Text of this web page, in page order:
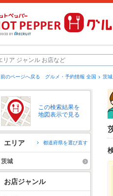
前のページへ戻る グルメ・予約情報 全国 茨
この検索結果を
地図表示で見る
エリア 都道府県を選び直す
茨城
お店ジャンル